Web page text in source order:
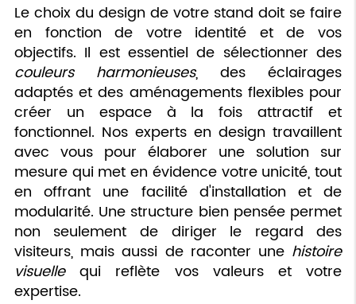
Le choix du design de votre stand doit se faire
en fonction de votre identité et de vos
objectifs. Il est essentiel de sélectionner des
couleurs harmonieuses, des éclairages
adaptés et des aménagements flexibles pour
créer un espace à la fois attractif et
fonctionnel. Nos experts en design travaillent
avec vous pour élaborer une solution sur
mesure qui met en évidence votre unicité, tout
en offrant une facilité d'installation et de
modularité. Une structure bien pensée permet
non seulement de diriger le regard des
visiteurs, mais aussi de raconter une histoire
visuellequi reflète vos valeurs et votre
expertise.